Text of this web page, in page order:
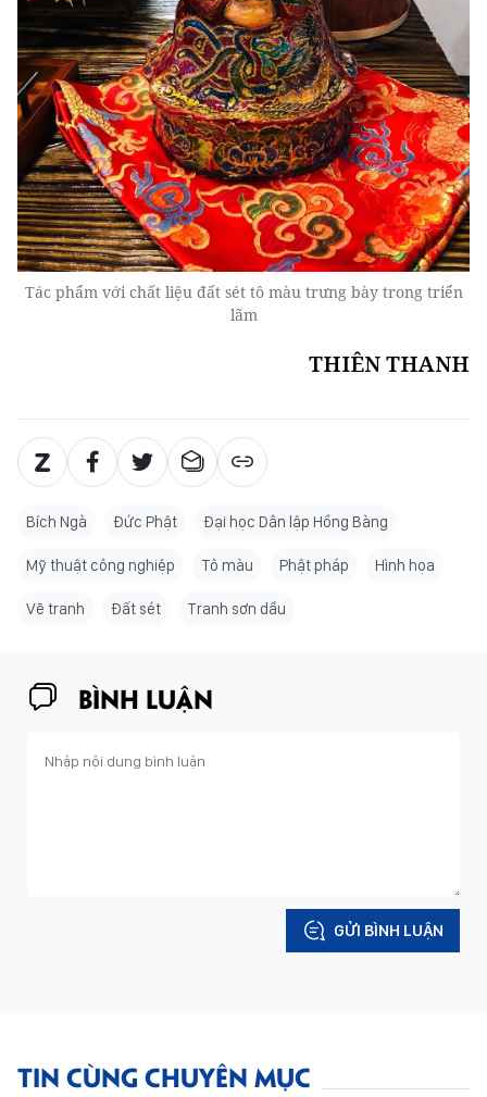
Tác phẩm với chất liệu đất sét tô màu trưng bày trong triển
lãm
THIÊN THANH
Bích Ngà Đức Phật Đại học Dân lập Hồng Bàng
Mỹ thuật công nghiệp Tô màu Phật pháp Hình họa
Vẽ tranh Đất sét Tranh sơn dầu
BÌNH LUẬN
GỬI BÌNH LUẬN
TIN CÙNG CHUYÊN MỤC